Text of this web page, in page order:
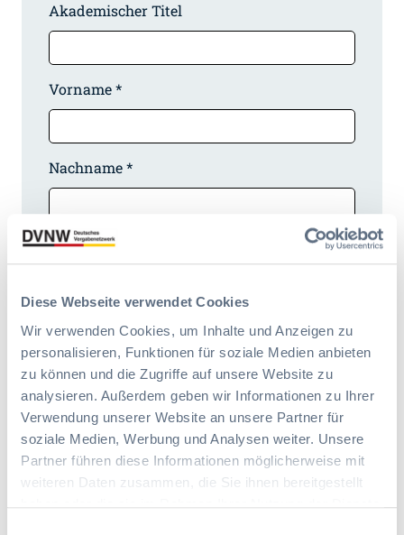
Diese Webseite verwendet Cookies
Wir verwenden Cookies, um Inhalte und Anzeigen zu
personalisieren, Funktionen für soziale Medien anbieten
zu können und die Zugriffe auf unsere Website zu
analysieren. Außerdem geben wir Informationen zu Ihrer
Verwendung unserer Website an unsere Partner für
soziale Medien, Werbung und Analysen weiter. Unsere
Partner führen diese Informationen möglicherweise mit
weiteren Daten zusammen, die Sie ihnen bereitgestellt
Akademischer Titel
Vorname *
Nachname *
E-Mail Adresse *
E-Mail Adresse bestätigen *
Position / Funktion*
Abteilung